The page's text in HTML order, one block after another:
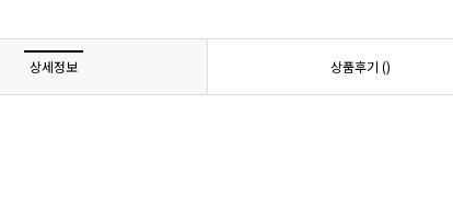
상세정보 상품후기 ()